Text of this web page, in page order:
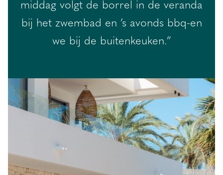
middag volgt de borrel in de veranda
bij het zwembad en ’s avonds bbq-en
we bij de buitenkeuken.”